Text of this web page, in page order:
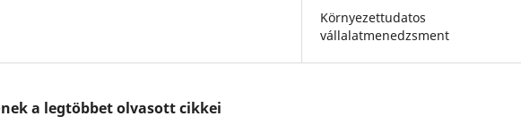
Környezettudatos
vállalatmenedzsment
a legtöbbet olvasott cikkei